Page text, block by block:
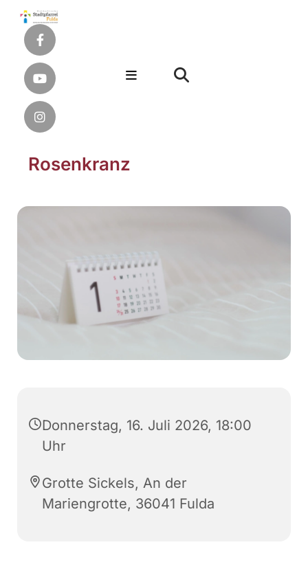
Rosenkranz
Donnerstag, 16. Juli 2026, 18:00
Uhr
Grotte Sickels, An der
Mariengrotte, 36041 Fulda